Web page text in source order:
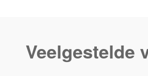
Veelgestelde